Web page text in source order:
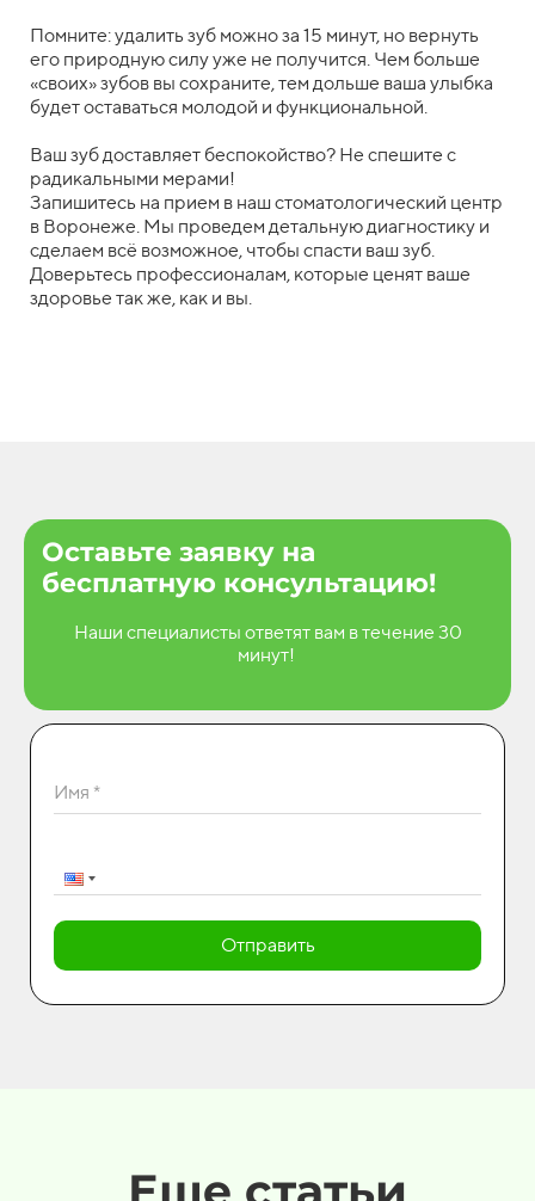
Помните: удалить зуб можно за 15 минут, но вернуть
его природную силу уже не получится. Чем больше
«своих» зубов вы сохраните, тем дольше ваша улыбка
будет оставаться молодой и функциональной.
Ваш зуб доставляет беспокойство? Не спешите с
радикальными мерами!
Запишитесь на прием в наш стоматологический центр
в Воронеже. Мы проведем детальную диагностику и
сделаем всё возможное, чтобы спасти ваш зуб.
Доверьтесь профессионалам, которые ценят ваше
здоровье так же, как и вы.
Оставьте заявку на
бесплатную консультацию!
Наши специалисты ответят вам в течение 30
минут!
Имя *
Отправить